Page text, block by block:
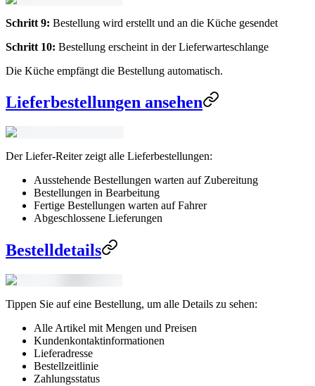
Schritt 9: Bestellung wird erstellt und an die Küche gesendet
Schritt 10: Bestellung erscheint in der Lieferwarteschlange
Die Küche empfängt die Bestellung automatisch.
Lieferbestellungen ansehen
Der Liefer-Reiter zeigt alle Lieferbestellungen:
Ausstehende Bestellungen warten auf Zubereitung
Bestellungen in Bearbeitung
Fertige Bestellungen warten auf Fahrer
Abgeschlossene Lieferungen
Bestelldetails
Tippen Sie auf eine Bestellung, um alle Details zu sehen:
Alle Artikel mit Mengen und Preisen
Kundenkontaktinformationen
Lieferadresse
Bestellzeitlinie
Zahlungsstatus